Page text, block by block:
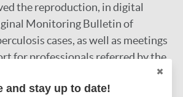
the reproduction, in digital
Monitoring Bulletin of
cases, as well as meetings
for professionals referred by the
In this sense, improvements are
to the response time of the
and stay up to date!